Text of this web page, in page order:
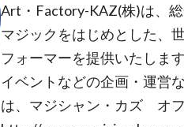
Art・Factory-KAZ(株)は、
マジックをはじめとした、
フォーマーを提供いたしま
イベントなどの企画・運営
は、マジシャン・カズ オ